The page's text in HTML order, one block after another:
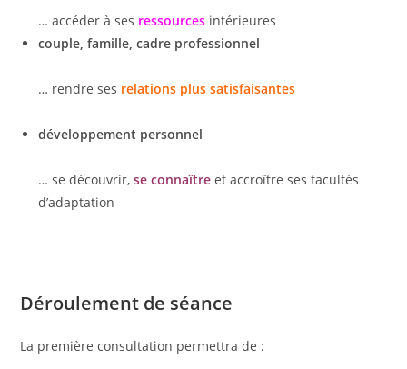
… accéder à ses ressources intérieures
couple, famille, cadre professionnel
… rendre ses relations plus satisfaisantes
développement personnel
… se découvrir,se connaître et accroître ses facultés
d’adaptation
Déroulement de séance
La première consultation permettra de :